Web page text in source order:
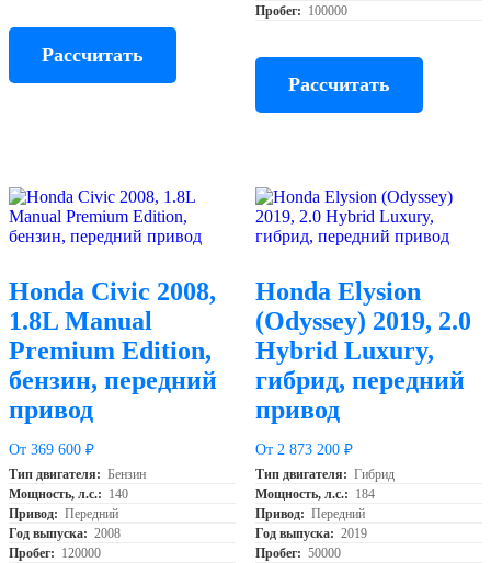
Рассчитать
Пробег: 100000
Рассчитать
Honda Civic 2008,
1.8L Manual
Premium Edition,
бензин, передний
привод
От 369 600 ₽
Тип двигателя: Бензин
Мощность, л.с.: 140
Привод: Передний
Год выпуска: 2008
Пробег: 120000
Honda Elysion
(Odyssey) 2019, 2.0
Hybrid Luxury,
гибрид, передний
привод
От 2 873 200 ₽
Тип двигателя: Гибрид
Мощность, л.с.: 184
Привод: Передний
Год выпуска: 2019
Пробег: 50000